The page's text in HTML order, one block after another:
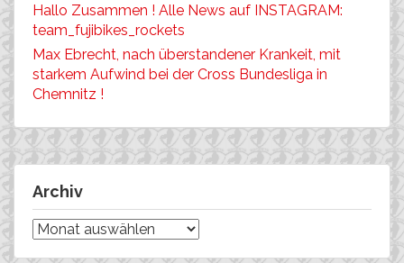
Hallo Zusammen ! Alle News auf INSTAGRAM:
team_fujibikes_rockets
Max Ebrecht, nach überstandener Krankeit, mit
starkem Aufwind bei der Cross Bundesliga in
Chemnitz !
Archiv
Archiv